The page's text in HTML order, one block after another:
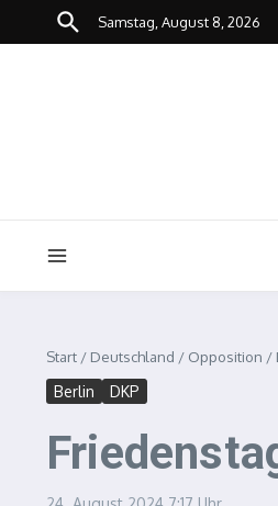
Zum Inhalt springen
Samstag, August 8, 2026
Start / Deutschland / Opposition /
Berlin DKP